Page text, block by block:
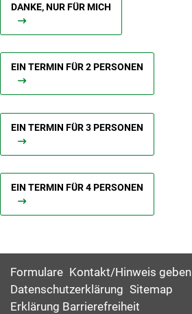
DANKE, NUR FÜR MICH
EIN TERMIN FÜR 2 PERSONEN
EIN TERMIN FÜR 3 PERSONEN
EIN TERMIN FÜR 4 PERSONEN
Formulare Kontakt/Hinweis geben
Datenschutzerklärung Sitemap
Erklärung Barrierefreiheit